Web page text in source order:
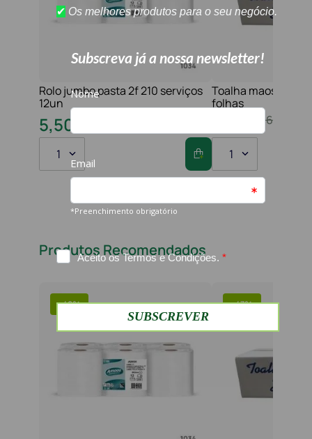
Rolo jumbo pasta 2f 210 serviços
12un
5,50
1
Toalha maos 2f
folhas
16
1
Produtos Recomendados
-49% -47%